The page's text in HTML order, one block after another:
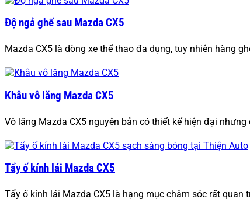
Độ ngả ghế sau Mazda CX5
Mazda CX5 là dòng xe thể thao đa dụng, tuy nhiên hàng
Khâu vô lăng Mazda CX5
Vô lăng Mazda CX5 nguyên bản có thiết kế hiện đại
Tẩy ố kính lái Mazda CX5
Tẩy ố kính lái Mazda CX5 là hạng mục chăm sóc rất